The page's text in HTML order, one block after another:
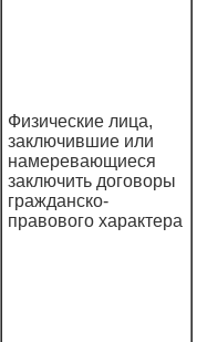
Физические лица,
заключившие или
намеревающиеся
заключить договоры
гражданско-
правового характера